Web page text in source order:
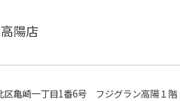
陽店
区亀崎一丁目1番6号 フジグラン高陽１階